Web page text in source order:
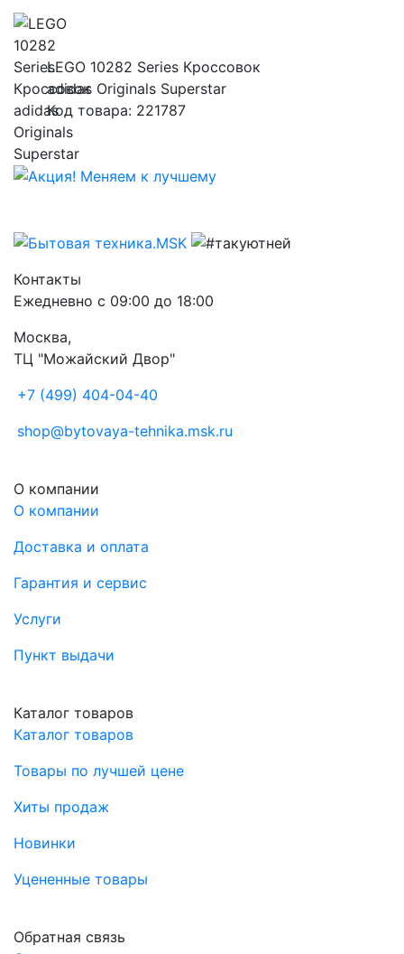
LEGO 10282 Series Кроссовок
adidas Originals Superstar
Код товара: 221787
Контакты
Ежедневно с 09:00 до 18:00
Москва,
ТЦ "Можайский Двор"
+7 (499) 404-04-40
shop@bytovaya-tehnika.msk.ru
О компании
О компании
Доставка и оплата
Гарантия и сервис
Услуги
Пункт выдачи
Каталог товаров
Каталог товаров
Товары по лучшей цене
Хиты продаж
Новинки
Уцененные товары
Обратная связь